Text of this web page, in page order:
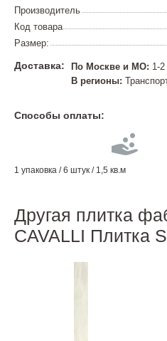
Производитель
Код товара
Размер:
Доставка: По Москве и МО: 1-
В регионы:
Способы оплаты:
1 упаковка / 6 штук / 1,5 кв.м
Другая плитка
CAVALLI Плитка